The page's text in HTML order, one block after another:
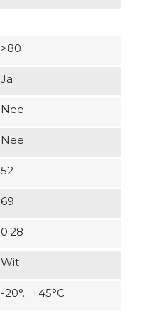
>80
Ja
Nee
Nee
52
69
0.28
Wit
-20°... +45°C